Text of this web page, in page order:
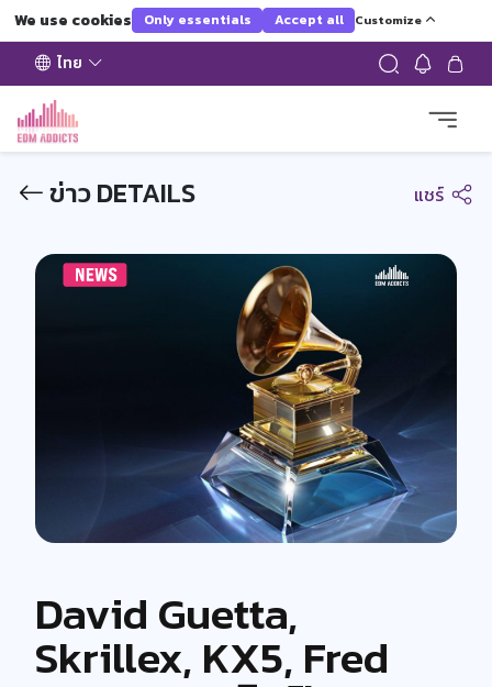
We use cookies Only essentials Accept all Customize
ไทย
ข่าว DETAILS แชร์
David Guetta,
Skrillex, KX5, Fred